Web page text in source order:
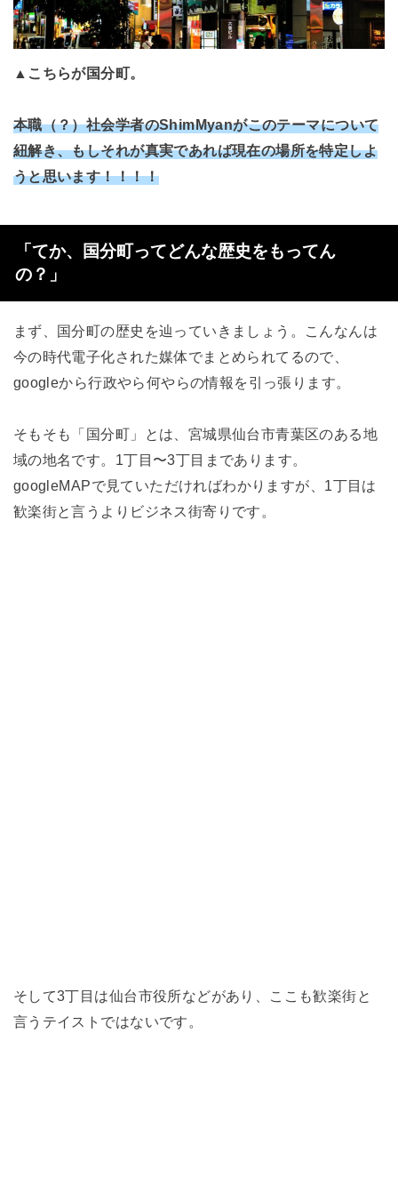
▲こちらが国分町。
本職（？）社会学者のShimMyanがこのテーマについて
紐解き、もしそれが真実であれば現在の場所を特定しよ
うと思います！！！！
「てか、国分町ってどんな歴史をもってん
の？」
まず、国分町の歴史を辿っていきましょう。こんなんは
今の時代電子化された媒体でまとめられてるので、
googleから行政やら何やらの情報を引っ張ります。
そもそも「国分町」とは、宮城県仙台市青葉区のある地
域の地名です。1丁目〜3丁目まであります。
googleMAPで見ていただければわかりますが、1丁目は
歓楽街と言うよりビジネス街寄りです。
そして3丁目は仙台市役所などがあり、ここも歓楽街と
言うテイストではないです。